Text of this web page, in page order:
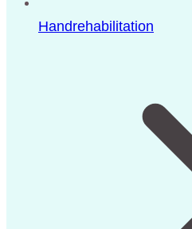
Handrehabilitation